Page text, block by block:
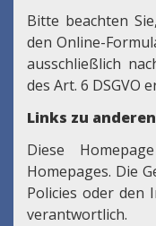
Bitte beachten
den Online-
ausschließlich
des Art. 6 DSGVO
Links zu
Diese
Homepages. Die
Policies oder den
verantwortlich.